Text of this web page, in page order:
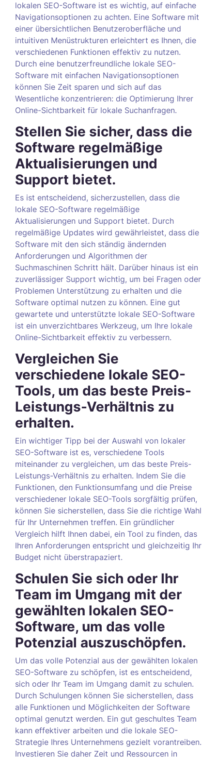
lokalen SEO-Software ist es wichtig, auf einfache
Navigationsoptionen zu achten. Eine Software mit
einer übersichtlichen Benutzeroberfläche und
intuitiven Menüstrukturen erleichtert es Ihnen, die
verschiedenen Funktionen effektiv zu nutzen.
Durch eine benutzerfreundliche lokale SEO-
Software mit einfachen Navigationsoptionen
können Sie Zeit sparen und sich auf das
Wesentliche konzentrieren: die Optimierung Ihrer
Online-Sichtbarkeit für lokale Suchanfragen.
Stellen Sie sicher, dass die
Software regelmäßige
Aktualisierungen und
Support bietet.
Es ist entscheidend, sicherzustellen, dass die
lokale SEO-Software regelmäßige
Aktualisierungen und Support bietet. Durch
regelmäßige Updates wird gewährleistet, dass die
Software mit den sich ständig ändernden
Anforderungen und Algorithmen der
Suchmaschinen Schritt hält. Darüber hinaus ist ein
zuverlässiger Support wichtig, um bei Fragen oder
Problemen Unterstützung zu erhalten und die
Software optimal nutzen zu können. Eine gut
gewartete und unterstützte lokale SEO-Software
ist ein unverzichtbares Werkzeug, um Ihre lokale
Online-Sichtbarkeit effektiv zu verbessern.
Vergleichen Sie
verschiedene lokale SEO-
Tools, um das beste Preis-
Leistungs-Verhältnis zu
erhalten.
Ein wichtiger Tipp bei der Auswahl von lokaler
SEO-Software ist es, verschiedene Tools
miteinander zu vergleichen, um das beste Preis-
Leistungs-Verhältnis zu erhalten. Indem Sie die
Funktionen, den Funktionsumfang und die Preise
verschiedener lokale SEO-Tools sorgfältig prüfen,
können Sie sicherstellen, dass Sie die richtige Wahl
für Ihr Unternehmen treffen. Ein gründlicher
Vergleich hilft Ihnen dabei, ein Tool zu finden, das
Ihren Anforderungen entspricht und gleichzeitig Ihr
Budget nicht überstrapaziert.
Schulen Sie sich oder Ihr
Team im Umgang mit der
gewählten lokalen SEO-
Software, um das volle
Potenzial auszuschöpfen.
Um das volle Potenzial aus der gewählten lokalen
SEO-Software zu schöpfen, ist es entscheidend,
sich oder Ihr Team im Umgang damit zu schulen.
Durch Schulungen können Sie sicherstellen, dass
alle Funktionen und Möglichkeiten der Software
optimal genutzt werden. Ein gut geschultes Team
kann effektiver arbeiten und die lokale SEO-
Strategie Ihres Unternehmens gezielt vorantreiben.
Investieren Sie daher Zeit und Ressourcen in